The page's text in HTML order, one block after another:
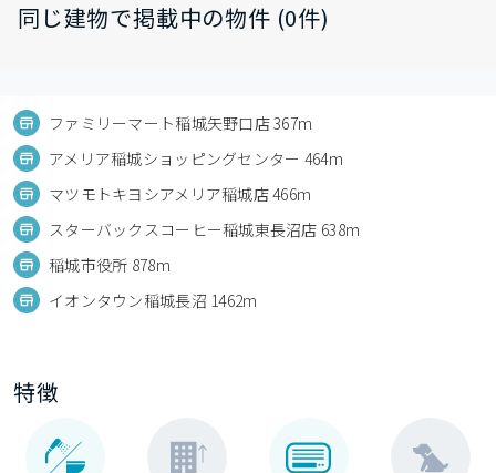
同じ建物で掲載中の物件 (0件)
ファミリーマート稲城矢野口店 367m
アメリア稲城ショッピングセンター 464m
マツモトキヨシアメリア稲城店 466m
スターバックスコーヒー稲城東長沼店 638m
稲城市役所 878m
イオンタウン稲城長沼 1462m
特徴